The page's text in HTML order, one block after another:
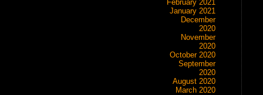
February 2021
January 2021
December
2020
November
2020
October 2020
September
2020
August 2020
March 2020